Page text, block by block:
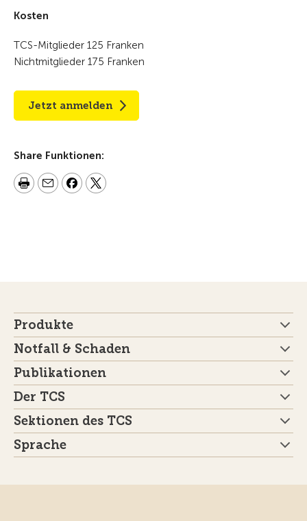
Kosten
TCS-Mitglieder 125 Franken
Nichtmitglieder 175 Franken
Jetzt anmelden
Share Funktionen:
Produkte
Notfall & Schaden
Publikationen
Der TCS
Sektionen des TCS
Sprache